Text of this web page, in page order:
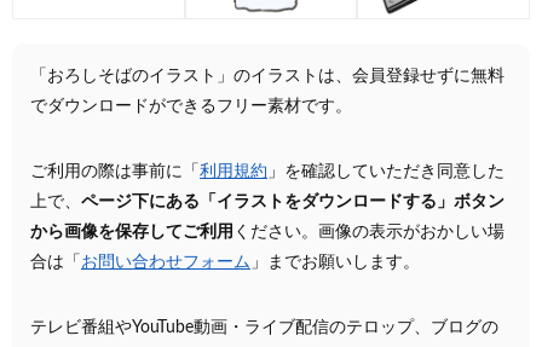
「おろしそばのイラスト」のイラストは、会員登録せずに無料
でダウンロードができるフリー素材です。
ご利用の際は事前に「 利用規約 」を確認していただき同意した
上で、 ページ下にある「イラストをダウンロードする」ボタン
から画像を保存してご利用 ください。画像の表示がおかしい場
合は「 お問い合わせフォーム 」までお願いします。
テレビ番組やYouTube動画・ライブ配信のテロップ、ブログの